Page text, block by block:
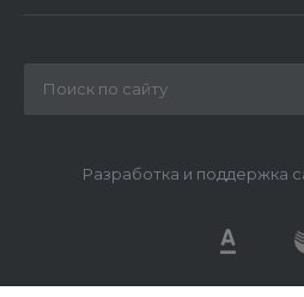
Разработка и поддержка